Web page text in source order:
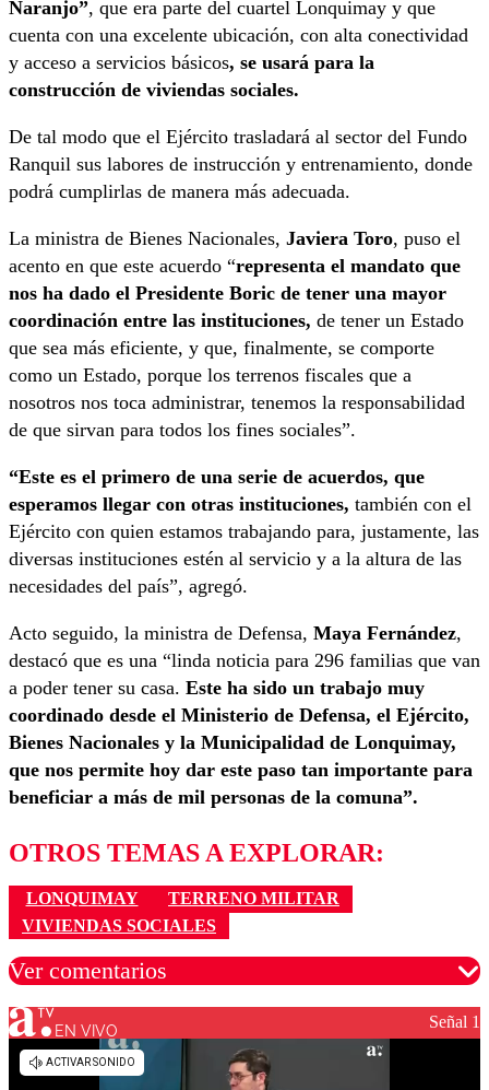
Naranjo”, que era parte del cuartel Lonquimay y que
cuenta con una excelente ubicación, con alta conectividad
y acceso a servicios básicos, se usará para la
construcción de viviendas sociales.
De tal modo que el Ejército trasladará al sector del Fundo
Ranquil sus labores de instrucción y entrenamiento, donde
podrá cumplirlas de manera más adecuada.
La ministra de Bienes Nacionales, Javiera Toro, puso el
acento en que este acuerdo “representa el mandato que
nos ha dado el Presidente Boric de tener una mayor
coordinación entre las instituciones, de tener un Estado
que sea más eficiente, y que, finalmente, se comporte
como un Estado, porque los terrenos fiscales que a
nosotros nos toca administrar, tenemos la responsabilidad
de que sirvan para todos los fines sociales”.
“Este es el primero de una serie de acuerdos, que
esperamos llegar con otras instituciones, también con el
Ejército con quien estamos trabajando para, justamente, las
diversas instituciones estén al servicio y a la altura de las
necesidades del país”, agregó.
Acto seguido, la ministra de Defensa, Maya Fernández,
destacó que es una “linda noticia para 296 familias que van
a poder tener su casa. Este ha sido un trabajo muy
coordinado desde el Ministerio de Defensa, el Ejército,
Bienes Nacionales y la Municipalidad de Lonquimay,
que nos permite hoy dar este paso tan importante para
beneficiar a más de mil personas de la comuna”.
OTROS TEMAS A EXPLORAR:
LONQUIMAY
TERRENO MILITAR
VIVIENDAS SOCIALES
Ver comentarios
Los comentarios son moderados para garantizar un
diálogo respetuoso.
EN VIVO Señal 1